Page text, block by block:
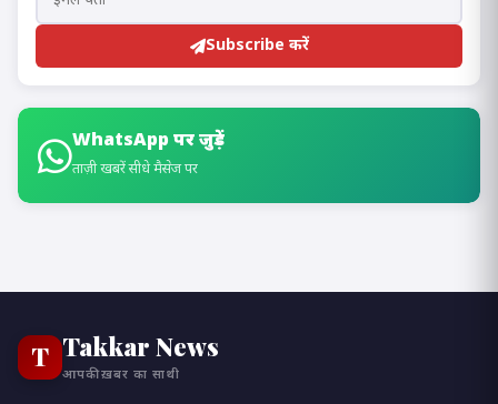
Subscribe करें
WhatsApp पर जुड़ें
ताज़ी खबरें सीधे मैसेज पर
T Takkar News
आपकी ख़बर का साथी